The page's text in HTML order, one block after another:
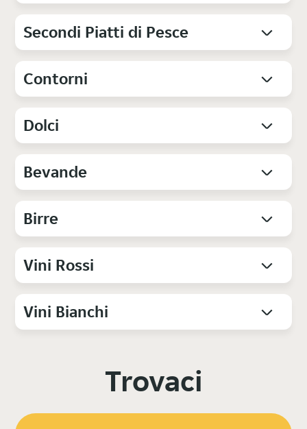
Secondi Piatti di Pesce
Contorni
Dolci
Bevande
Birre
Vini Rossi
Vini Bianchi
Trovaci